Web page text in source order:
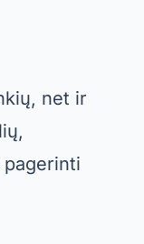
net ir